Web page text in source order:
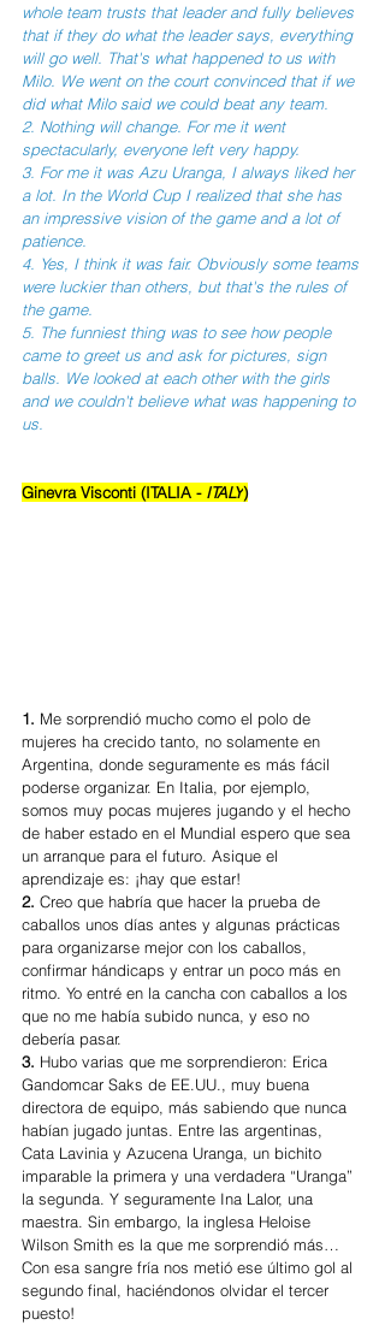
whole team trusts that leader and fully believes
that if they do what the leader says, everything
will go well. That's what happened to us with
Milo. We went on the court convinced that if we
did what Milo said we could beat any team.
2. Nothing will change. For me it went
spectacularly, everyone left very happy.
3. For me it was Azu Uranga, I always liked her
a lot. In the World Cup I realized that she has
an impressive vision of the game and a lot of
patience.
4. Yes, I think it was fair. Obviously some teams
were luckier than others, but that's the rules of
the game.
5. The funniest thing was to see how people
came to greet us and ask for pictures, sign
balls. We looked at each other with the girls
and we couldn't believe what was happening to
us.
Ginevra Visconti (ITALIA - ITALY)
1. Me sorprendió mucho como el polo de
mujeres ha crecido tanto, no solamente en
Argentina, donde seguramente es más fácil
poderse organizar. En Italia, por ejemplo,
somos muy pocas mujeres jugando y el hecho
de haber estado en el Mundial espero que sea
un arranque para el futuro. Asique el
aprendizaje es: ¡hay que estar!
2. Creo que habría que hacer la prueba de
caballos unos días antes y algunas prácticas
para organizarse mejor con los caballos,
confirmar hándicaps y entrar un poco más en
ritmo. Yo entré en la cancha con caballos a los
que no me había subido nunca, y eso no
debería pasar.
3. Hubo varias que me sorprendieron: Erica
Gandomcar Saks de EE.UU., muy buena
directora de equipo, más sabiendo que nunca
habían jugado juntas. Entre las argentinas,
Cata Lavinia y Azucena Uranga, un bichito
imparable la primera y una verdadera “Uranga”
la segunda. Y seguramente Ina Lalor, una
maestra. Sin embargo, la inglesa Heloise
Wilson Smith es la que me sorprendió más…
Con esa sangre fría nos metió ese último gol al
segundo final, haciéndonos olvidar el tercer
puesto!